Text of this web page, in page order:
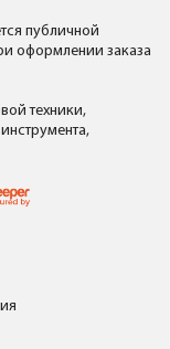
публичной
оформлении заказа
техники,